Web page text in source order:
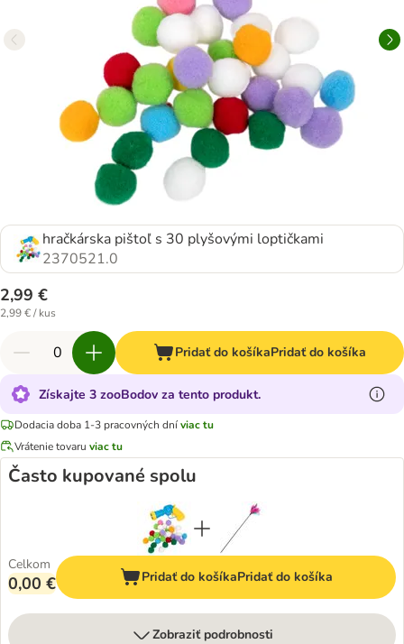
hračkárska pištoľ s 30 plyšovými loptičkami
2370521.0
2,99 €
2,99 € / kus
Pridať do košíkaPridať do košíka
Získajte 3 zooBodov za tento produkt.
Dodacia doba 1-3 pracovných dníviac tu
Vrátenie tovaru viac tu
Často kupované spolu
Celkom
0,00 € Pridať do košíkaPridať do košíka
Zobraziť podrobnosti